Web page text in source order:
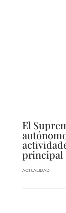
El
principal
ACTUALIDAD